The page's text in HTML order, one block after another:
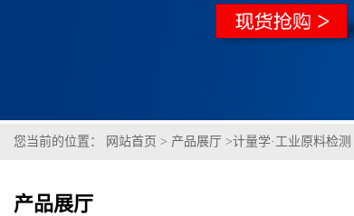
您当前的位置： 网站首页 > 产品展厅 >计量学·工业原料检测
产品展厅